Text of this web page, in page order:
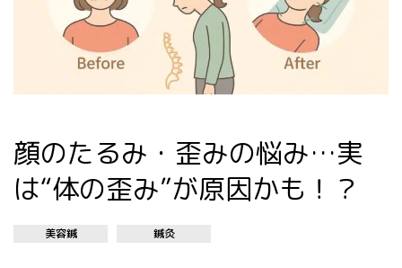
顔のたるみ・歪みの悩み…実
は“体の歪み”が原因かも！？
美容鍼 鍼灸